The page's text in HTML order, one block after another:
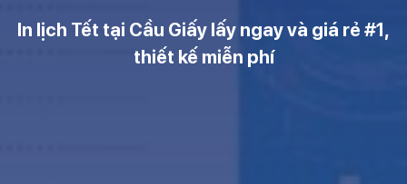
In lịch Tết tại Cầu Giấy lấy ngay và giá rẻ #1,
thiết kế miễn phí